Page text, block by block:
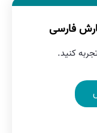
فارسی
کنید.